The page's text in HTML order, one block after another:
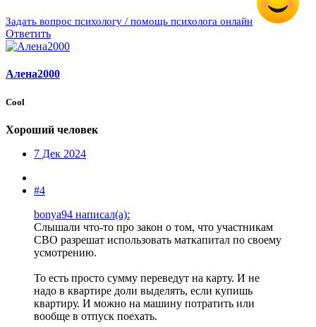
Задать вопрос психологу / помощь психолога онлайн
Ответить
Алена2000
Cool
Хороший человек
7 Дек 2024
#4
bonya94 написал(а):
Слышали что-то про закон о том, что участникам
СВО разрешат использовать маткапитал по своему
усмотрению.
То есть просто сумму переведут на карту. И не
надо в квартире доли выделять, если купишь
квартиру. И можно на машину потратить или
вообще в отпуск поехать.